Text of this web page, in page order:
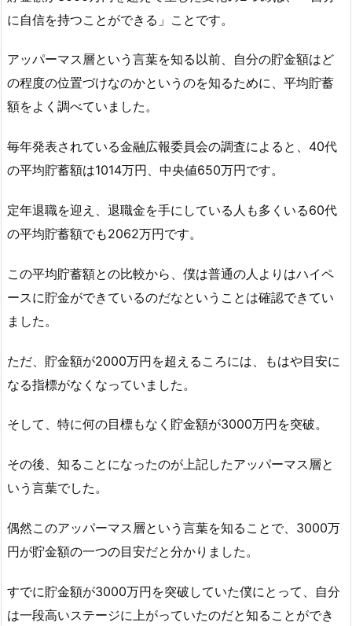
に自信を持つことができる」ことです。
アッパーマス層という言葉を知る以前、自分の貯金額はど
の程度の位置づけなのかというのを知るために、平均貯蓄
額をよく調べていました。
毎年発表されている金融広報委員会の調査によると、40代
の平均貯蓄額は1014万円、中央値650万円です。
定年退職を迎え、退職金を手にしている人も多くいる60代
の平均貯蓄額でも2062万円です。
この平均貯蓄額との比較から、僕は普通の人よりはハイペ
ースに貯金ができているのだなということは確認できてい
ました。
ただ、貯金額が2000万円を超えるころには、もはや目安に
なる指標がなくなっていました。
そして、特に何の目標もなく貯金額が3000万円を突破。
その後、知ることになったのが上記したアッパーマス層と
いう言葉でした。
偶然このアッパーマス層という言葉を知ることで、3000万
円が貯金額の一つの目安だと分かりました。
すでに貯金額が3000万円を突破していた僕にとって、自分
は一段高いステージに上がっていたのだと知ることができ